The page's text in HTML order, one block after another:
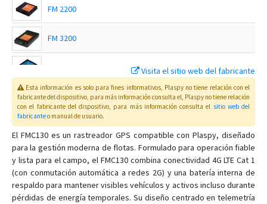
FM 2200
FM 3200
FM 4200
FMB002
FMB003
FMB010
FMB020
Visita el sitio web del fabricante
Esta información es solo para fines informativos, Plaspy no tiene relación con el
fabricante del dispositivo, para más información consulta el, Plaspy no tiene relación
con el fabricante del dispositivo, para más información consulta el sitio web del
fabricanteo manual de usuario.
El FMC130 es un rastreador GPS compatible con Plaspy, diseñado
para la gestión moderna de flotas. Formulado para operación fiable
y lista para el campo, el FMC130 combina conectividad 4G LTE Cat 1
(con conmutación automática a redes 2G) y una batería interna de
respaldo para mantener visibles vehículos y activos incluso durante
pérdidas de energía temporales. Su diseño centrado en telemetría